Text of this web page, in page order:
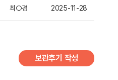
최○경 2025-11-28
보관후기 작성